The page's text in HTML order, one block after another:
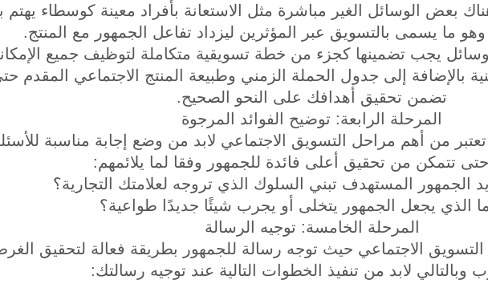
بعض الوسائل الغير مباشرة مثل الاستعانة بأفراد معينة كوسطاء يهتم
وهو ما يسمى بالتسويق عبر المؤثرين ليزداد تفاعل الجمهور مع المنتج.
يجب تضمينها كجزء من خطة تسويقية متكاملة لتوظيف جميع
بالإضافة إلى جدول الحملة الزمني وطبيعة المنتج الاجتماعي المقدم
تضمن تحقيق أهدافك على النحو الصحيح.
المرحلة الرابعة: توضيح الفوائد المرجوة
من أهم مراحل التسويق الاجتماعي لابد من وضع إجابة مناسبة
حتى تتمكن من تحقيق أعلى فائدة للجمهور وفقا لما يلائمهم:
الجمهور المستهدف تبني السلوك الذي تروجه لعلامتك التجارية؟
ما الذي يجعل الجمهور يتخلى أو يجرب شيئًا جديدًا طواعية؟
المرحلة الخامسة: توجيه الرسالة
الاجتماعي حيث توجه رسالة للجمهور بطريقة فعالة لتحقيق
وبالتالي لابد من تنفيذ الخطوات التالية عند توجيه رسالتك: